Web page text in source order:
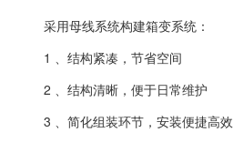
采用母线系统构建箱变系统：
1 、结构紧凑，节省空间
2 、结构清晰，便于日常维护
3 、简化组装环节，安装便捷高效